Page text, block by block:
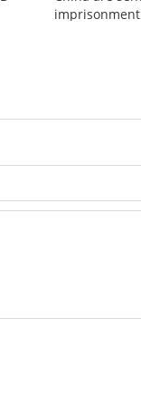
imprisonment